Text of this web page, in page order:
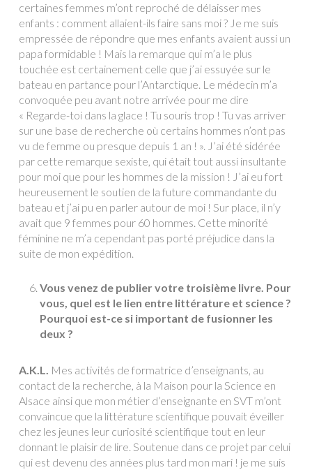
certaines femmes m’ont reproché de délaisser mes
enfants : comment allaient-ils faire sans moi ? Je me suis
empressée de répondre que mes enfants avaient aussi un
papa formidable ! Mais la remarque qui m’a le plus
touchée est certainement celle que j’ai essuyée sur le
bateau en partance pour l’Antarctique. Le médecin m’a
convoquée peu avant notre arrivée pour me dire
« Regarde-toi dans la glace ! Tu souris trop ! Tu vas arriver
sur une base de recherche où certains hommes n’ont pas
vu de femme ou presque depuis 1 an ! ». J’ai été sidérée
par cette remarque sexiste, qui était tout aussi insultante
pour moi que pour les hommes de la mission ! J’ai eu fort
heureusement le soutien de la future commandante du
bateau et j’ai pu en parler autour de moi ! Sur place, il n’y
avait que 9 femmes pour 60 hommes. Cette minorité
féminine ne m’a cependant pas porté préjudice dans la
suite de mon expédition.
Vous venez de publier votre troisième livre. Pour
vous, quel est le lien entre littérature et science ?
Pourquoi est-ce si important de fusionner les
deux ?
A.K.L. Mes activités de formatrice d’enseignants, au
contact de la recherche, à la Maison pour la Science en
Alsace ainsi que mon métier d’enseignante en SVT m’ont
convaincue que la littérature scientifique pouvait éveiller
chez les jeunes leur curiosité scientifique tout en leur
donnant le plaisir de lire. Soutenue dans ce projet par celui
qui est devenu des années plus tard mon mari ! je me suis